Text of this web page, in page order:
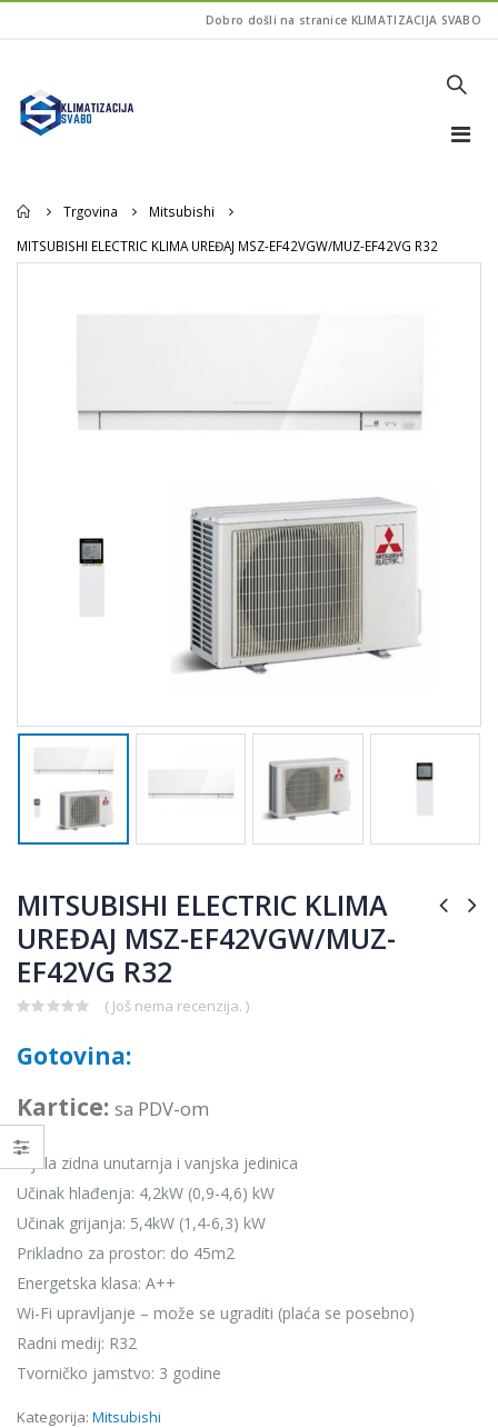
Dobro došli na stranice KLIMATIZACIJA SVABO
Home
Trgovina
Mitsubishi
MITSUBISHI ELECTRIC KLIMA UREĐAJ MSZ-EF42VGW/MUZ-EF42VG R32
MITSUBISHI ELECTRIC KLIMA
UREĐAJ MSZ-EF42VGW/MUZ-
EF42VG R32
of
( Još nema recenzija. )
Gotovina:
Kartice: sa PDV-om
Bijela zidna unutarnja i vanjska jedinica
Učinak hlađenja: 4,2kW (0,9-4,6) kW
Učinak grijanja: 5,4kW (1,4-6,3) kW
Prikladno za prostor: do 45m2
Energetska klasa: A++
Wi-Fi upravljanje – može se ugraditi (plaća se posebno)
Radni medij: R32
Tvorničko jamstvo: 3 godine
Kategorija: Mitsubishi